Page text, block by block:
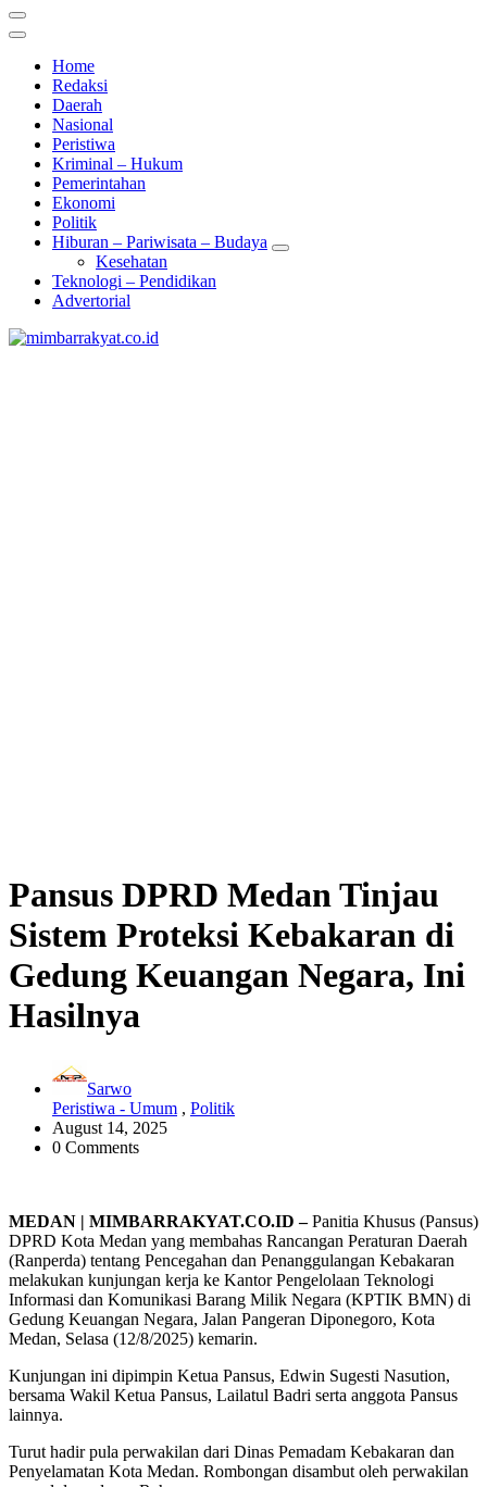
Home
Redaksi
Daerah
Nasional
Peristiwa
Kriminal – Hukum
Pemerintahan
Ekonomi
Politik
Hiburan – Pariwisata – Budaya
Kesehatan
Teknologi – Pendidikan
Advertorial
Pansus DPRD Medan Tinjau
Sistem Proteksi Kebakaran di
Gedung Keuangan Negara, Ini
Hasilnya
Sarwo
Peristiwa - Umum , Politik
August 14, 2025
0 Comments
MEDAN | MIMBARRAKYAT.CO.ID –Panitia Khusus (Pansus)
DPRD Kota Medan yang membahas Rancangan Peraturan Daerah
(Ranperda) tentang Pencegahan dan Penanggulangan Kebakaran
melakukan kunjungan kerja ke Kantor Pengelolaan Teknologi
Informasi dan Komunikasi Barang Milik Negara (KPTIK BMN) di
Gedung Keuangan Negara, Jalan Pangeran Diponegoro, Kota
Medan, Selasa (12/8/2025) kemarin.
Kunjungan ini dipimpin Ketua Pansus, Edwin Sugesti Nasution,
bersama Wakil Ketua Pansus, Lailatul Badri serta anggota Pansus
lainnya.
Turut hadir pula perwakilan dari Dinas Pemadam Kebakaran dan
Penyelamatan Kota Medan. Rombongan disambut oleh perwakilan